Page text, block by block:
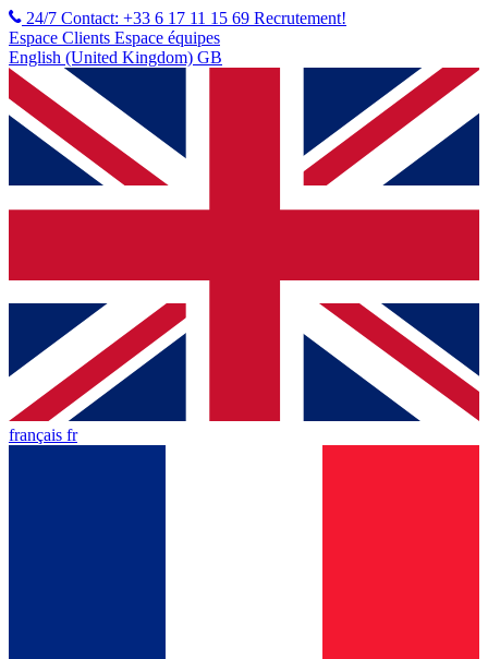
24/7 Contact: +33 6 17 11 15 69 Recrutement!
Espace Clients Espace équipes
English (United Kingdom) GB
français fr